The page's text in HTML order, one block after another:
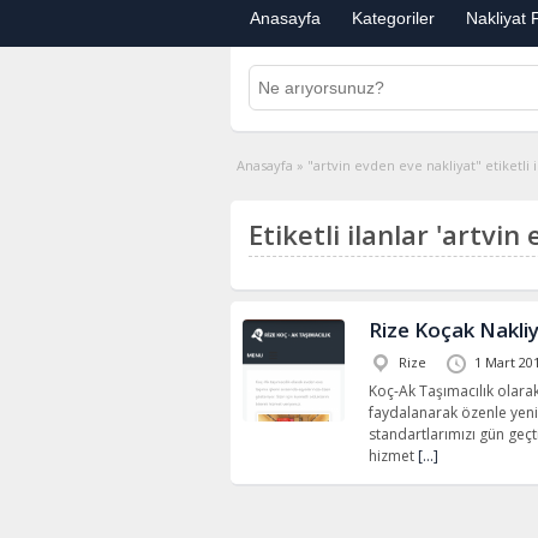
Anasayfa Kategoriler Nakliyat
Anasayfa » "artvin evden eve nakliyat" etiketli
Etiketli ilanlar 'artvin
Rize Koçak
Rize 1 Mart
Koç-Ak Taşımacılık
faydalanarak özenle
standartlarımızı gün
hizmet […]